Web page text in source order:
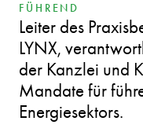
FÜHREND
Leiter des
LYNX,
der Kanzlei und
Mandate für
Energiesektors.